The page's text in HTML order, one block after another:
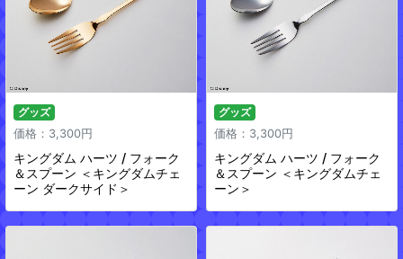
グッズ
価格：3,300円
キングダム ハーツ / フォーク
＆スプーン ＜キングダムチェ
ーン ダークサイド＞
グッズ
価格：3,300円
キングダム ハーツ / フォーク
＆スプーン ＜キングダムチェ
ーン＞